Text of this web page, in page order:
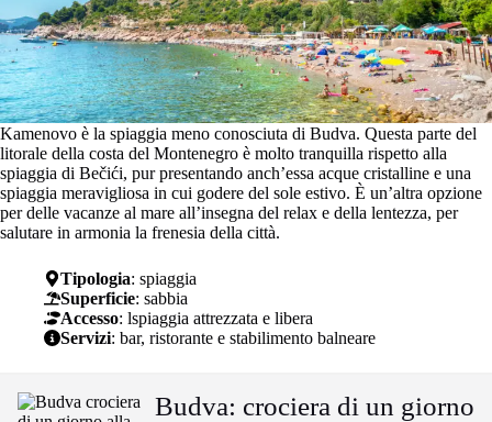
Kamenovo è la spiaggia meno conosciuta di Budva. Questa parte del
litorale della costa del Montenegro è molto tranquilla rispetto alla
spiaggia di Bečići, pur presentando anch’essa acque cristalline e una
spiaggia meravigliosa in cui godere del sole estivo. È un’altra opzione
per delle vacanze al mare all’insegna del relax e della lentezza, per
salutare in armonia la frenesia della città.
Tipologia: spiaggia
Superficie: sabbia
Accesso: lspiaggia attrezzata e libera
Servizi: bar, ristorante e stabilimento balneare
Budva: crociera di un giorno